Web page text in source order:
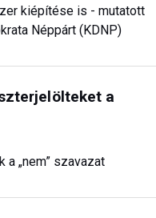
kiépítése is - mutatott
Néppárt (KDNP)
a
„nem” szavazat